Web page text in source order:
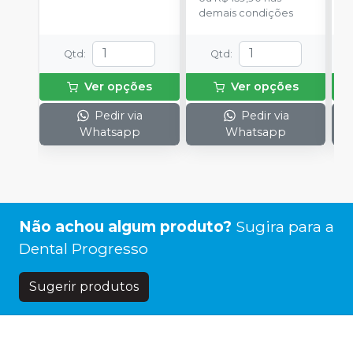
Qtd :
Ver opções
Pedir via
Whatsapp
demais condições
Qtd :
Ver opções
Pedir via
Whatsapp
Não achou algum produto? Sugira para a
Dental Progresso
Sugerir produtos